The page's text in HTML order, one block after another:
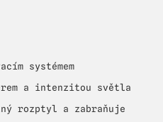
systémem
a intenzitou světla
rozptyl a zabraňuje